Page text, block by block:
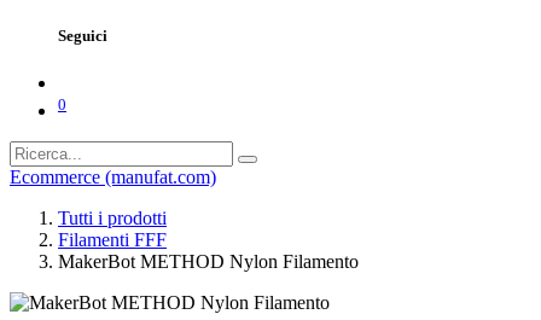
Seguici
0
Ecommerce (manufat.com)
Tutti i prodotti
Filamenti FFF
MakerBot METHOD Nylon Filamento